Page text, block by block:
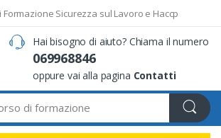
Sicurezza sul Lavoro e Haccp
Hai bisogno di aiuto? Chiama il numero
069968846
oppure vai alla pagina Contatti